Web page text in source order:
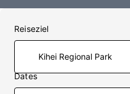
Reiseziel
Dates